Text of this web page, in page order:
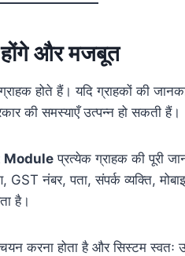
और मजबूत
होते हैं। यदि ग्राहकों की
की समस्याएँ उत्पन्न हो सकती हैं।
Moduleप्रत्येक ग्राहक की पूरी
GST नंबर, पता, संपर्क व्यक्ति,
है।
करना होता है और सिस्टम स्वतः